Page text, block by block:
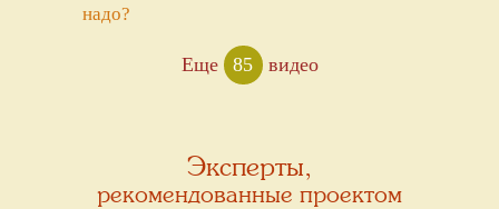
надо?
Еще 85 видео
Эксперты,
рекомендованные проектом